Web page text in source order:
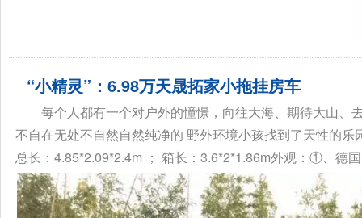
“小精灵”：6.98万天晟拓家小拖挂房车
每个人都有一个对户外的憧憬，向往大海、期待大山
不自在无处不自然自然纯净的 野外环境小孩找到了天性的
总长：4.85*2.09*2.4m ； 箱长：3.6*2*1.86m外观：①、德